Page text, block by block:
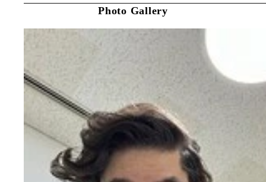
Photo Gallery